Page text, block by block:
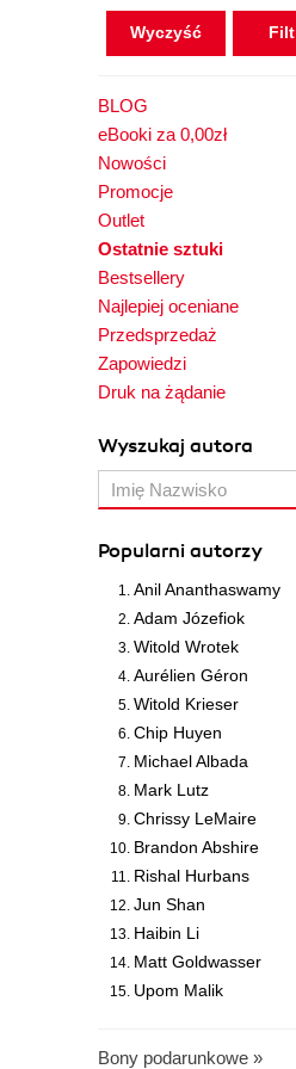
Wyczyść
BLOG
eBooki za 0,00zł
Nowości
Promocje
Outlet
Ostatnie sztuki
Bestsellery
Najlepiej oceniane
Przedsprzedaż
Zapowiedzi
Druk na żądanie
Wyszukaj autora
Popularni autorzy
Anil Ananthaswamy
Adam Józefiok
Witold Wrotek
Aurélien Géron
Witold Krieser
Chip Huyen
Michael Albada
Mark Lutz
Chrissy LeMaire
Brandon Abshire
Rishal Hurbans
Jun Shan
Haibin Li
Matt Goldwasser
Upom Malik
Bony podarunkowe »